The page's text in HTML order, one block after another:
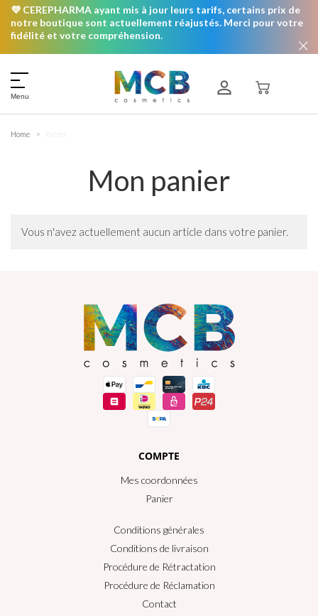
💜 CEREPHARMA ayant mis à jour leurs tarifs, certains prix de
notre boutique sont actuellement réajustés. Merci pour votre
fidélité et votre compréhension.
Menu
Home
Mon panier
Vous n'avez actuellement aucun article dans votre panier.
COMPTE
Mes coordonnées
Panier
Conditions générales
Conditions de livraison
Procédure de Rétractation
Procédure de Réclamation
Contact